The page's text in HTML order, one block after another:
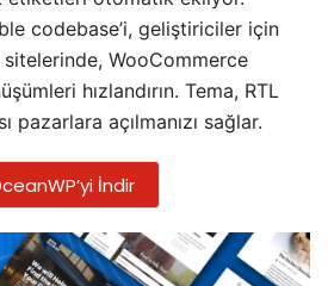
codebase’i, geliştiriciler için
WooCommerce
hızlandırın. Tema, RTL
pazarlara açılmanızı sağlar.
İndir